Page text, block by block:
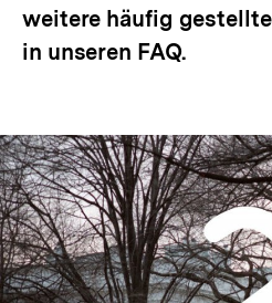
weitere häufig
in unseren FAQ.